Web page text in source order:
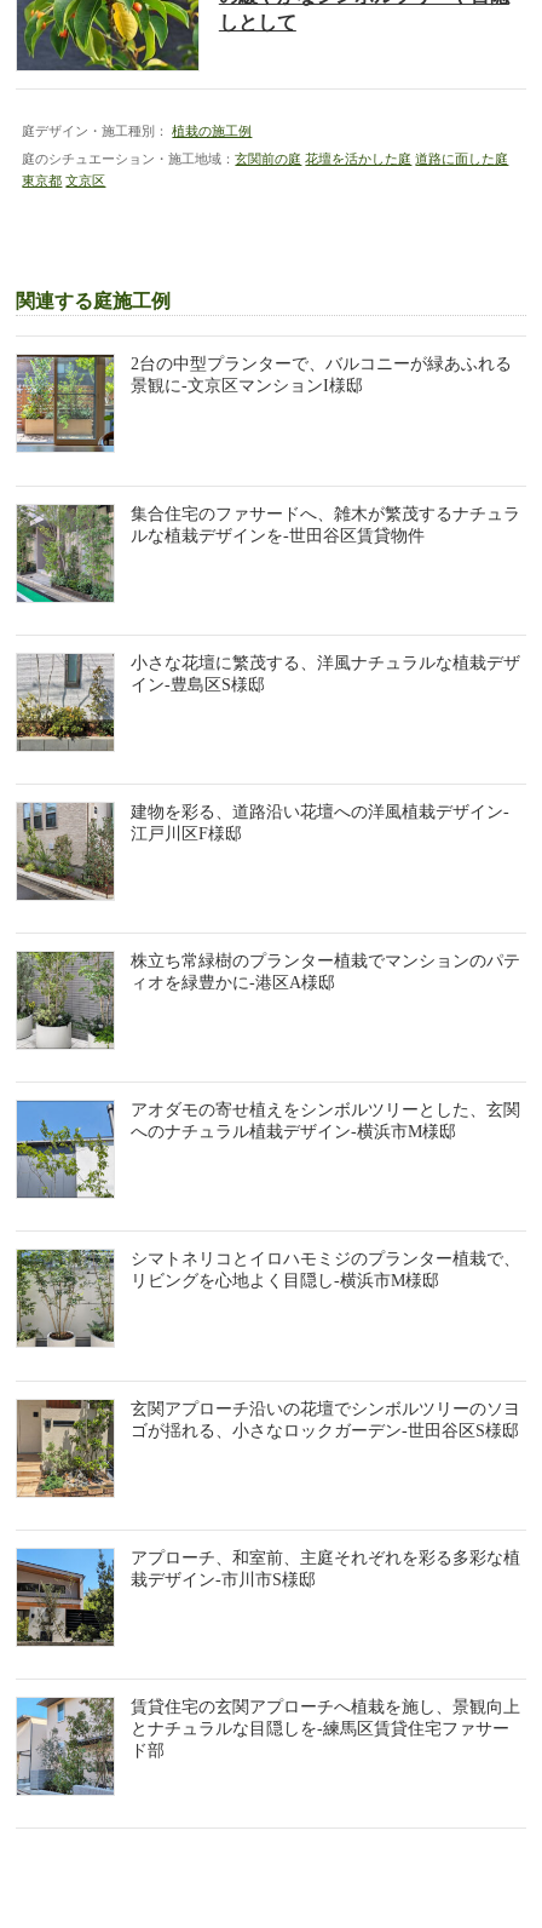
しとして
庭デザイン・施工種別：
植栽の施工例
庭のシチュエーション・施工地域：玄関前の庭 花壇を活かした庭 道路に面した庭
東京都 文京区
関連する庭施工例
2台の中型プランターで、バルコニーが緑あふれる
景観に-文京区マンションI様邸
集合住宅のファサードへ、雑木が繁茂するナチュラ
ルな植栽デザインを-世田谷区賃貸物件
小さな花壇に繁茂する、洋風ナチュラルな植栽デザ
イン-豊島区S様邸
建物を彩る、道路沿い花壇への洋風植栽デザイン-
江戸川区F様邸
株立ち常緑樹のプランター植栽でマンションのパテ
ィオを緑豊かに-港区A様邸
アオダモの寄せ植えをシンボルツリーとした、玄関
へのナチュラル植栽デザイン-横浜市M様邸
シマトネリコとイロハモミジのプランター植栽で、
リビングを心地よく目隠し-横浜市M様邸
玄関アプローチ沿いの花壇でシンボルツリーのソヨ
ゴが揺れる、小さなロックガーデン-世田谷区S様邸
アプローチ、和室前、主庭それぞれを彩る多彩な植
栽デザイン-市川市S様邸
賃貸住宅の玄関アプローチへ植栽を施し、景観向上
とナチュラルな目隠しを-練馬区賃貸住宅ファサー
ド部